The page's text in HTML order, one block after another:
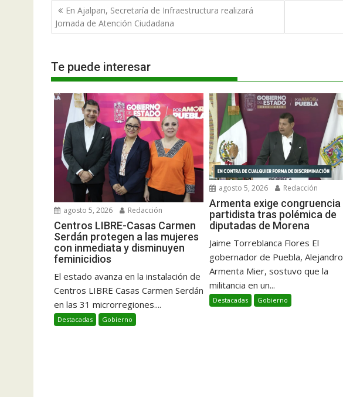
Navegación
de
entradas
En Ajalpan, Secretaría de Infraestructura realizará
Jornada de Atención Ciudadana
Te puede interesar
agosto 5, 2026 Redacción
Centros LIBRE-Casas Carmen
Serdán protegen a las mujeres
con inmediata y disminuyen
feminicidios
El estado avanza en la instalación de
Centros LIBRE Casas Carmen Serdán
en las 31 microrregiones....
Destacadas Gobierno
agosto 5, 2026 Redacción
Armenta exige congruencia
partidista tras polémica de
diputadas de Morena
Jaime Torreblanca Flores El
gobernador de Puebla, Alejandro
Armenta Mier, sostuvo que la
militancia en un...
Destacadas Gobierno